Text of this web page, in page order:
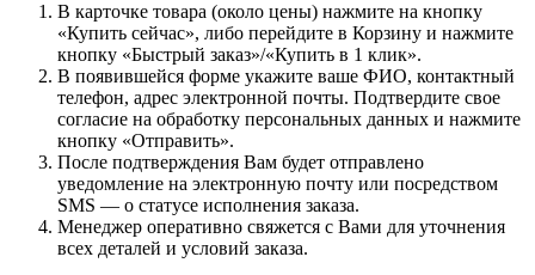
В карточке товара (около цены) нажмите на кнопку
«Купить сейчас», либо перейдите в Корзину и нажмите
кнопку «Быстрый заказ»/«Купить в 1 клик».
В появившейся форме укажите ваше ФИО, контактный
телефон, адрес электронной почты. Подтвердите свое
согласие на обработку персональных данных и нажмите
кнопку «Отправить».
После подтверждения Вам будет отправлено
уведомление на электронную почту или посредством
SMS — о статусе исполнения заказа.
Менеджер оперативно свяжется с Вами для уточнения
всех деталей и условий заказа.